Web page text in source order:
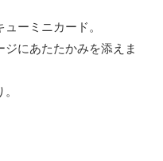
ーミニカード。
にあたたかみを添えま